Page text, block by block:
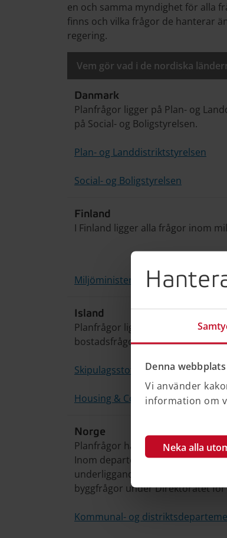
Denna
Vi använder
information om
Neka alla
en och samma myndighet för alla
finns och vilka frågor de hanterar
regering.
Vem gör vad i de nordiska
Danmark
Planfrågor ligger på Plan- og
på Social- og Boligstyrelsen.
Plan- og Landdistriktstyrelsen
Social- og Boligstyrelsen
Finland
I Finland ligger alla frågor inom
Miljöministeriet
Island
Planfrågor ligger under
bostadsfrågor ligger under
Skipulagsstofnun
Housing & Construction Authority
Norge
Planfrågor hanteras av en
Inom departementet finns även
underliggande myndigheter.
byggfrågor under Direktoratet for
Kommunal- og